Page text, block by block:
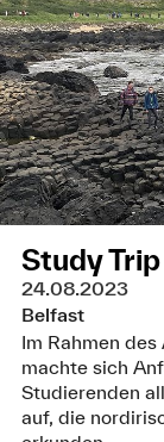
Study
24.08.2023
Belfast
Im Rahmen
machte sich
Studierenden
auf, die